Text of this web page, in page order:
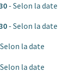
- Selon la date
- Selon la date
la date
la date